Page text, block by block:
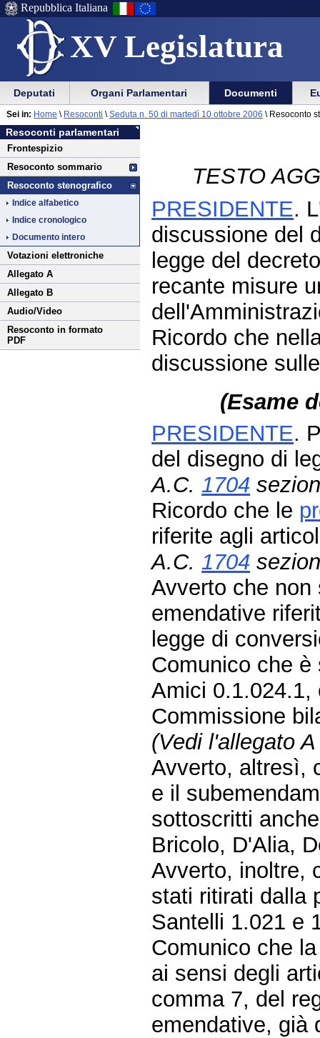
XV Legislatura
Menu
di
ausilio
alla
navigazione
Vai
Menu
di
navigazione
principale
Repubblica Italiana
Menu
di
navigazione
principale
Vai
menu
di
sezione
Deputati Organi Parlamentari Documenti
Vai
al
contenuto
Resoconti parlamentari
Frontespizio
Resoconto sommario
Resoconto stenografico
Indice alfabetico
Indice cronologico
Documento intero
Votazioni elettroniche
Allegato A
Allegato B
Audio/Video
Resoconto in formato
PDF
Sei in: Home \ Resoconti \ Seduta n. 50 di martedì 10 ottobre 2006 \ Resoconto
TESTO
PRESIDENTE.
discussione del
legge del
recante misure
Ricordo che
discussione
(Esame
PRESIDENTE.
del disegno di
A.C. 1704
Ricordo che le
riferite agli
A.C. 1704
Avverto che
emendative
legge di
Comunico che
Amici 0.1.024.1,
Commissione
(Vedi l'allegato
Avverto, altresì,
e il
sottoscritti
Bricolo, D'Alia,
Avverto, inoltre,
stati ritirati dalla
Santelli 1.021 e
Comunico che
ai sensi degli
comma 7, del
emendative, già